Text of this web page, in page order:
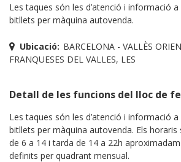
Les taques són les d’atenció i informació a
bitllets per màquina autovenda.
Ubicació: BARCELONA - VALLÈS
FRANQUESES DEL VALLES, LES
Detall de les funcions del lloc de
Les taques són les d’atenció i informació a
bitllets per màquina autovenda. Els
de 6 a 14 i tarda de 14 a 22h
definits per quadrant mensual.